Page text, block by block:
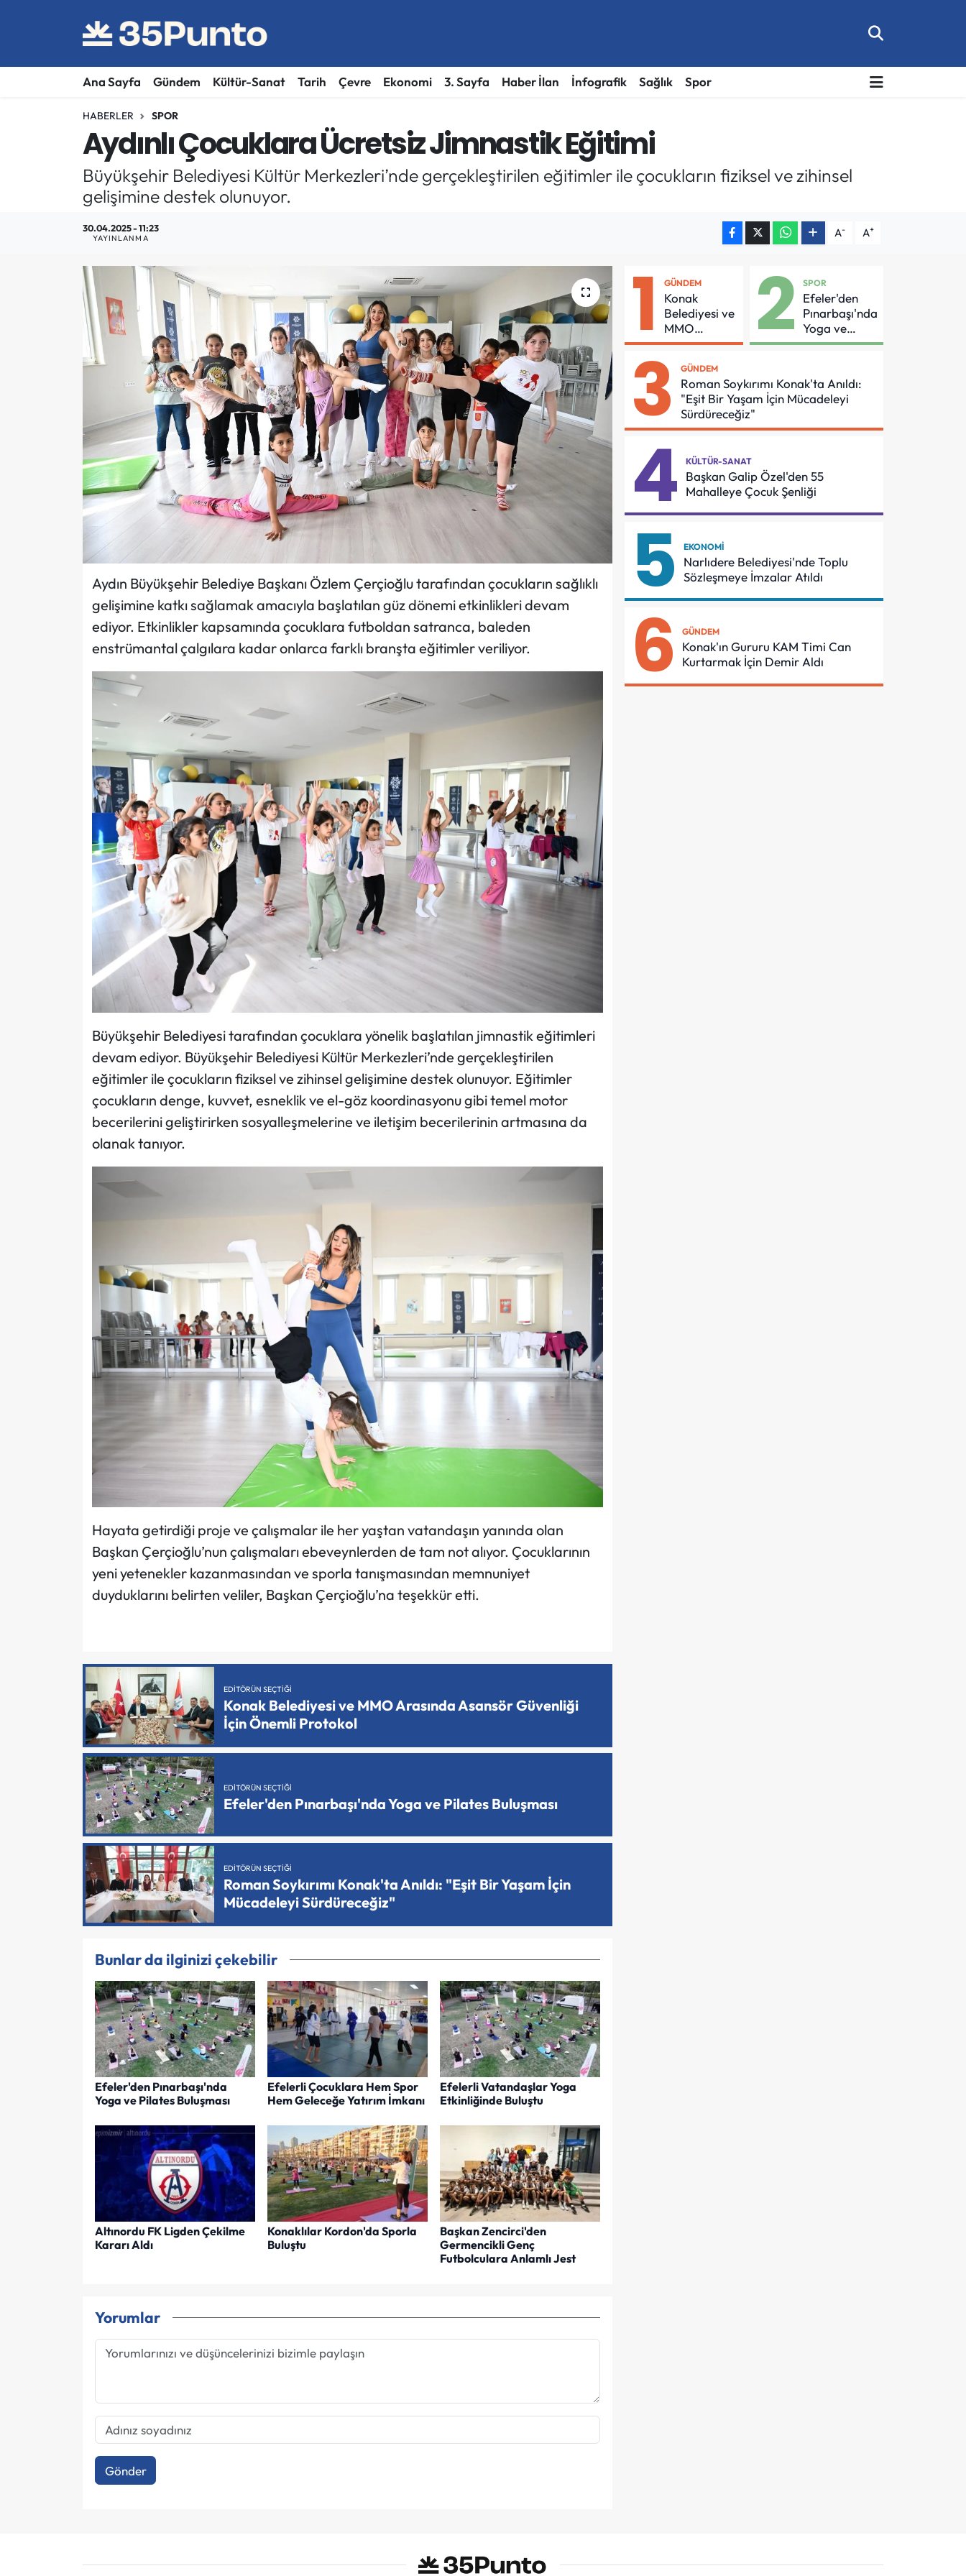
Ana Sayfa Gündem Kültür-Sanat Tarih Çevre Ekonomi 3. Sayfa Haber İlan İnfografik Sağlık Spor
HABERLER SPOR
Aydınlı Çocuklara Ücretsiz Jimnastik Eğitimi
Büyükşehir Belediyesi Kültür Merkezleri’nde gerçekleştirilen eğitimler ile çocukların fiziksel ve zihinsel
gelişimine destek olunuyor.
30.04.2025 - 11:23
YAYINLANMA A- A+
Aydın Büyükşehir Belediye Başkanı Özlem Çerçioğlu tarafından çocukların sağlıklı
gelişimine katkı sağlamak amacıyla başlatılan güz dönemi etkinlikleri devam
ediyor. Etkinlikler kapsamında çocuklara futboldan satranca, baleden
enstrümantal çalgılara kadar onlarca farklı branşta eğitimler veriliyor.
Büyükşehir Belediyesi tarafından çocuklara yönelik başlatılan jimnastik eğitimleri
devam ediyor. Büyükşehir Belediyesi Kültür Merkezleri’nde gerçekleştirilen
eğitimler ile çocukların fiziksel ve zihinsel gelişimine destek olunuyor. Eğitimler
çocukların denge, kuvvet, esneklik ve el-göz koordinasyonu gibi temel motor
becerilerini geliştirirken sosyalleşmelerine ve iletişim becerilerinin artmasına da
olanak tanıyor.
Hayata getirdiği proje ve çalışmalar ile her yaştan vatandaşın yanında olan
Başkan Çerçioğlu’nun çalışmaları ebeveynlerden de tam not alıyor. Çocuklarının
yeni yetenekler kazanmasından ve sporla tanışmasından memnuniyet
duyduklarını belirten veliler, Başkan Çerçioğlu’na teşekkür etti.
EDITÖRÜN SEÇTIĞI
Konak Belediyesi ve MMO Arasında Asansör Güvenliği
İçin Önemli Protokol
EDITÖRÜN SEÇTIĞI
Efeler'den Pınarbaşı'nda Yoga ve Pilates Buluşması
EDITÖRÜN SEÇTIĞI
Roman Soykırımı Konak'ta Anıldı: "Eşit Bir Yaşam İçin
Mücadeleyi Sürdüreceğiz"
Bunlar da ilginizi çekebilir
Efeler'den Pınarbaşı'nda
Yoga ve Pilates Buluşması
Efelerli Çocuklara Hem Spor
Hem Geleceğe Yatırım İmkanı
Efelerli Vatandaşlar Yoga
Etkinliğinde Buluştu
Altınordu FK Ligden Çekilme
Kararı Aldı
Konaklılar Kordon'da Sporla
Buluştu
Başkan Zencirci'den
Germencikli Genç
Futbolculara Anlamlı Jest
Yorumlar
Gönder
1 GÜNDEM
Konak
Belediyesi ve
MMO
Arasında
Güvenliği İçin
Önemli
Protokol
2 SPOR
Efeler'den
Pınarbaşı'nda
Yoga ve
Pilates
3 GÜNDEM
Roman Soykırımı Konak'ta Anıldı:
"Eşit Bir Yaşam İçin Mücadeleyi
Sürdüreceğiz"
4 KÜLTÜR-SANAT
Başkan Galip Özel'den 55
Mahalleye Çocuk Şenliği
5 EKONOMI
Narlıdere Belediyesi'nde Toplu
Sözleşmeye İmzalar Atıldı
6 GÜNDEM
Konak'ın Gururu KAM Timi Can
Kurtarmak İçin Demir Aldı